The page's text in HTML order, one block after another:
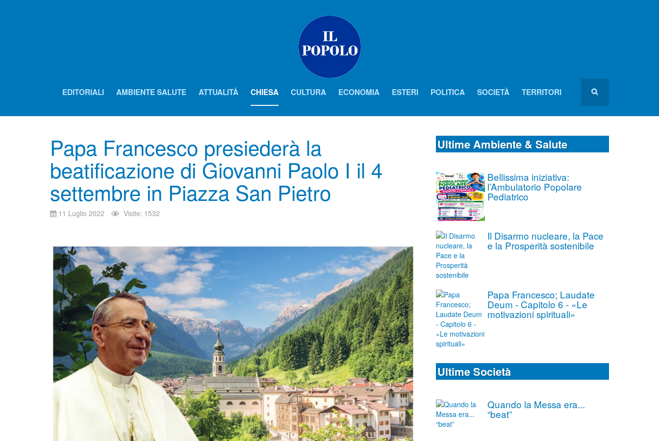
EDITORIALI AMBIENTE SALUTE ATTUALITÀ CHIESA CULTURA ECONOMIA ESTERI POLITICA SOCIETÀ TERRITORI
Papa Francesco presiederà la
beatificazione di Giovanni Paolo I il 4
settembre in Piazza San Pietro
11 Luglio 2022 Visite: 1532
Ultime Ambiente & Salute
Bellissima iniziativa:
l’Ambulatorio Popolare
Pediatrico
Il Disarmo nucleare, la Pace
e la Prosperità sostenibile
Papa Francesco; Laudate
Deum - Capitolo 6 - «Le
motivazioni spirituali»
Ultime Società
Quando la Messa era...
“beat”